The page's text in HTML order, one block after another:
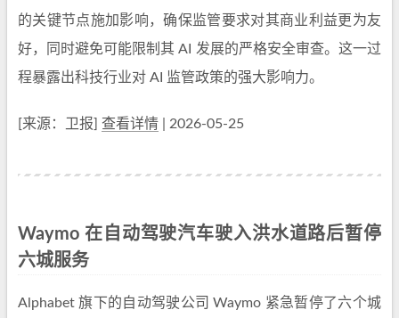
的关键节点施加影响，确保监管要求对其商业利益更为友
好，同时避免可能限制其 AI 发展的严格安全审查。这一过
程暴露出科技行业对 AI 监管政策的强大影响力。
[来源：卫报] 查看详情 | 2026-05-25
Waymo 在自动驾驶汽车驶入洪水道路后暂停
六城服务
Alphabet 旗下的自动驾驶公司 Waymo 紧急暂停了六个城